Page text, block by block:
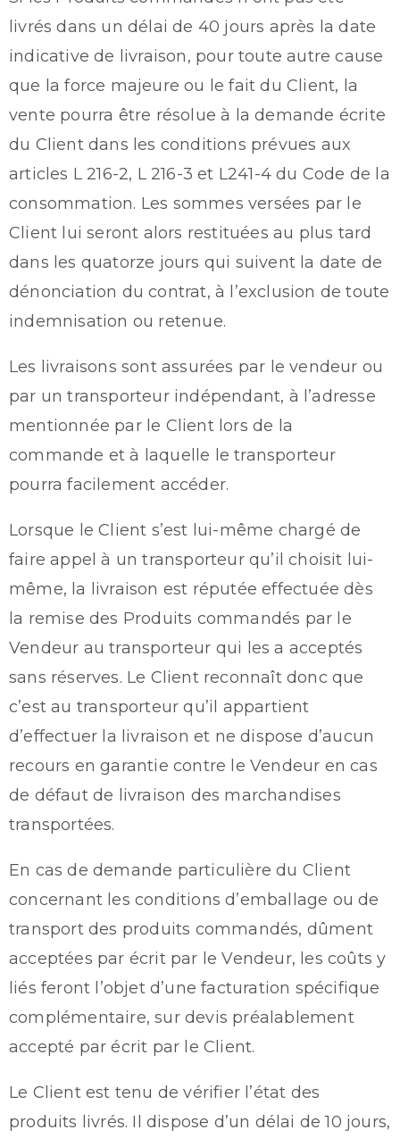
livrés dans un délai de 40 jours après la date
indicative de livraison, pour toute autre cause
que la force majeure ou le fait du Client, la
vente pourra être résolue à la demande écrite
du Client dans les conditions prévues aux
articles L 216-2, L 216-3 et L241-4 du Code de la
consommation. Les sommes versées par le
Client lui seront alors restituées au plus tard
dans les quatorze jours qui suivent la date de
dénonciation du contrat, à l’exclusion de toute
indemnisation ou retenue.
Les livraisons sont assurées par le vendeur ou
par un transporteur indépendant, à l’adresse
mentionnée par le Client lors de la
commande et à laquelle le transporteur
pourra facilement accéder.
Lorsque le Client s’est lui-même chargé de
faire appel à un transporteur qu’il choisit lui-
même, la livraison est réputée effectuée dès
la remise des Produits commandés par le
Vendeur au transporteur qui les a acceptés
sans réserves. Le Client reconnaît donc que
c’est au transporteur qu’il appartient
d’effectuer la livraison et ne dispose d’aucun
recours en garantie contre le Vendeur en cas
de défaut de livraison des marchandises
transportées.
En cas de demande particulière du Client
concernant les conditions d’emballage ou de
transport des produits commandés, dûment
acceptées par écrit par le Vendeur, les coûts y
liés feront l’objet d’une facturation spécifique
complémentaire, sur devis préalablement
accepté par écrit par le Client.
Le Client est tenu de vérifier l’état des
produits livrés. Il dispose d’un délai de 10 jours,